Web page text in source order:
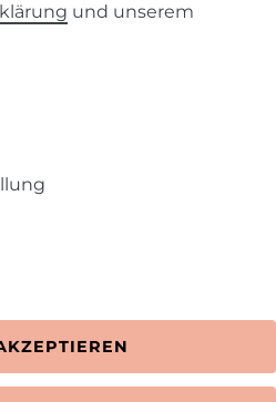
Widerrufs­recht
und unserem